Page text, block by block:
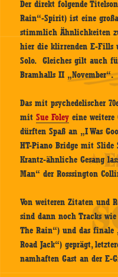
Der direkt folgende
Rain“-Spirit) ist eine
stimmlich Ähnlichkeiten
hier die klirrenden E-Fills
Solo. Gleiches gilt auch
Bramhalls II „November“.
Das mit psychedelischer
mitSue Foley eine weitere
dürften Spaß an „I Was
HT-Piano Bridge mit Slide
Krantz-ähnliche Gesang
Man“ der Rosssington
Von weiteren Zitaten und
sind dann noch Tracks wie
The Rain“) und das
Road Jack“) geprägt,
namhaften Gast an der E-